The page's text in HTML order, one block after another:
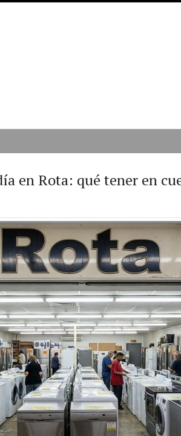
en Rota: qué tener en